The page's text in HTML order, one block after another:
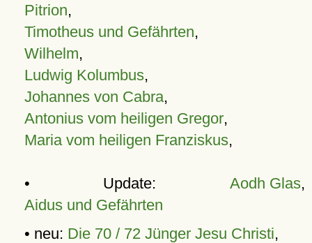
Pitrion,
Timotheus und Gefährten,
Wilhelm,
Ludwig Kolumbus,
Johannes von Cabra,
Antonius vom heiligen Gregor,
Maria vom heiligen Franziskus,
• Update: Aodh Glas,
Aidus und Gefährten
• neu: Die 70 / 72 Jünger Jesu Christi,